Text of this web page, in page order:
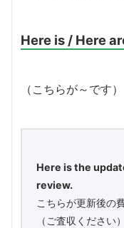
Here is / Here
（こちらが～です）
Here is the
review.
こちらが更新後の
（ご査収ください）